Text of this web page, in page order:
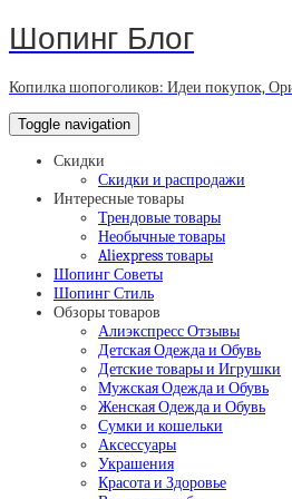
Шопинг Блог
Копилка шопоголиков: Идеи покупок,
Toggle navigation
Скидки
Скидки и распродажи
Интересные товары
Трендовые товары
Необычные товары
Aliexpress товары
Шопинг Советы
Шопинг Стиль
Обзоры товаров
Алиэкспресс Отзывы
Детская Одежда и Обувь
Детские товары и Игрушки
Мужская Одежда и Обувь
Женская Одежда и Обувь
Сумки и кошельки
Аксессуары
Украшения
Красота и Здоровье